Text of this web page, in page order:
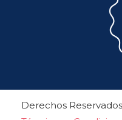
Derechos